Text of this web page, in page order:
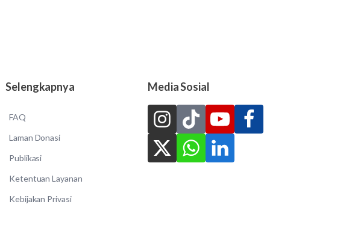
Selengkapnya
FAQ
Laman Donasi
Publikasi
Ketentuan Layanan
Kebijakan Privasi
Media Sosial